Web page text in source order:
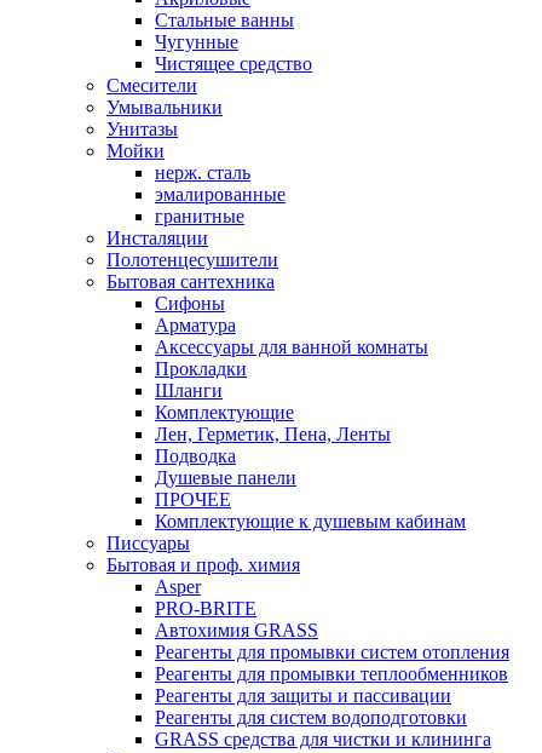
Стальные ванны
Чугунные
Чистящее средство
Смесители
Умывальники
Унитазы
Мойки
нерж. сталь
эмалированные
гранитные
Инсталяции
Полотенцесушители
Бытовая сантехника
Сифоны
Арматура
Аксессуары для ванной комнаты
Прокладки
Шланги
Комплектующие
Лен, Герметик, Пена, Ленты
Подводка
Душевые панели
ПРОЧЕЕ
Комплектующие к душевым кабинам
Писсуары
Бытовая и проф. химия
Asper
PRO-BRITE
Автохимия GRASS
Реагенты для промывки систем отопления
Реагенты для промывки теплообменников
Реагенты для защиты и пассивации
Реагенты для систем водоподготовки
GRASS средства для чистки и клининга